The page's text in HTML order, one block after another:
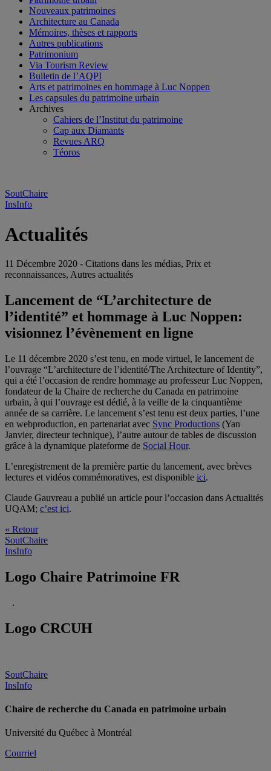
Nouveaux patrimoines
Architecture au Canada
Mémoires, thèses et rapports
Autres publications
Patrimonium
Via Tourism Review
Bulletin de l’AQPI
Arts et patrimoines en hommage à Luc Noppen
Les capsules du patrimoine urbain
Archives
Cahiers de l’Institut du patrimoine
Cap aux Diamants
Revues ARQ
Téoros
SoutChaire
InsInfo
Actualités
11 Décembre 2020 - Citations dans les médias, Prix et
reconnaissances, Autres actualités
Lancement de “L’architecture de
l’identité” et hommage à Luc Noppen:
visionnez l’évènement en ligne
Le 11 décembre 2020 s’est tenu, en mode virtuel, le lancement de
l’ouvrage “L’architecture de l’identité/The Architecture of Identity”,
qui a été l’occasion de rendre hommage au professeur Luc Noppen,
fondateur de la Chaire de recherche du Canada en patrimoine
urbain, à qui l’ouvrage est dédié, à la veille de la cinquantième
année de sa carrière. Le lancement s’est tenu est deux parties, l’une
en webproduction, en partenariat avec Sync Productions (Yan
Janvier, directeur technique), l’autre autour de tables de discussion
grâce à la dynamique plateforme de Social Hour.
L’enregistrement de la première partie du lancement, avec brèves
lectures et vidéos commémoratives, est disponible ici.
Claude Gauvreau a publié un article pour l’occasion dans Actualités
UQAM; c’est ici.
« Retour
SoutChaire
InsInfo
Logo Chaire Patrimoine FR
.
Logo CRCUH
SoutChaire
InsInfo
Chaire de recherche du Canada en patrimoine urbain
Université du Québec à Montréal
Courriel